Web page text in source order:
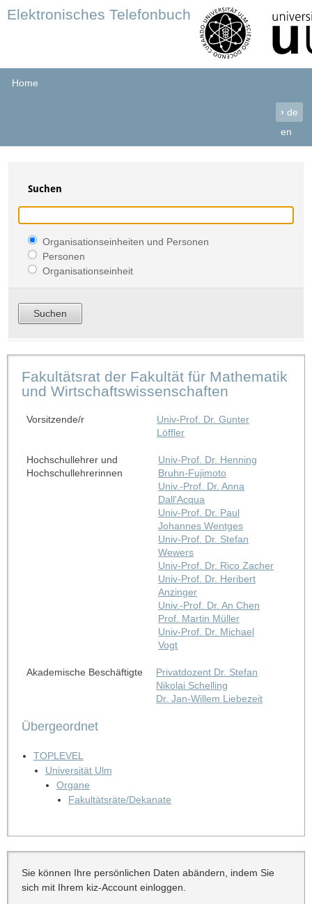
Elektronisches Telefonbuch
Home
› de
en
Suchen
Organisationseinheiten und Personen
Personen
Organisationseinheit
Fakultätsrat der Fakultät für Mathematik
und Wirtschaftswissenschaften
Vorsitzende/r
Univ-Prof. Dr. Gunter
Löffler
Hochschullehrer und
Hochschullehrerinnen
Univ-Prof. Dr. Henning
Bruhn-Fujimoto
Univ.-Prof. Dr. Anna
Dall'Acqua
Univ-Prof. Dr. Paul
Johannes Wentges
Univ-Prof. Dr. Stefan
Wewers
Univ-Prof. Dr. Rico Zacher
Univ-Prof. Dr. Heribert
Anzinger
Univ.-Prof. Dr. An Chen
Prof. Martin Müller
Univ-Prof. Dr. Michael
Vogt
Akademische Beschäftigte
Privatdozent Dr. Stefan
Nikolai Schelling
Dr. Jan-Willem Liebezeit
Übergeordnet
TOPLEVEL
Universität Ulm
Organe
Fakultätsräte/Dekanate
Sie können Ihre persönlichen Daten abändern, indem Sie
sich mit Ihrem kiz-Account einloggen.